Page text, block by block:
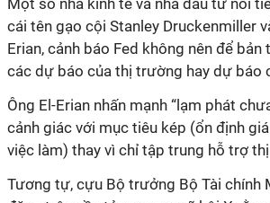
Một số nhà kinh tế và nhà đầu tư nổi
cái tên gạo cội Stanley Druckenmiller
Erian, cảnh báo Fed không nên để
các dự báo của thị trường hay dự báo
Ông El-Erian nhấn mạnh “lạm phát
cảnh giác với mục tiêu kép (ổn định
việc làm) thay vì chỉ tập trung hỗ trợ
Tương tự, cựu Bộ trưởng Bộ Tài chính